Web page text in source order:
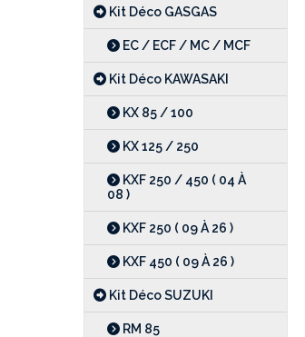
Kit Déco GASGAS
EC / ECF / MC / MCF
Kit Déco KAWASAKI
KX 85 / 100
KX 125 / 250
KXF 250 / 450 ( 04 À
08 )
KXF 250 ( 09 À 26 )
KXF 450 ( 09 À 26 )
Kit Déco SUZUKI
RM 85